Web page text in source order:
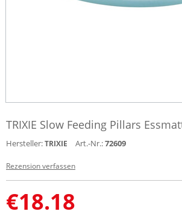
TRIXIE Slow Feeding Pillars
Hersteller:TRIXIE Art.-Nr.:72609
Rezension verfassen
€18.18